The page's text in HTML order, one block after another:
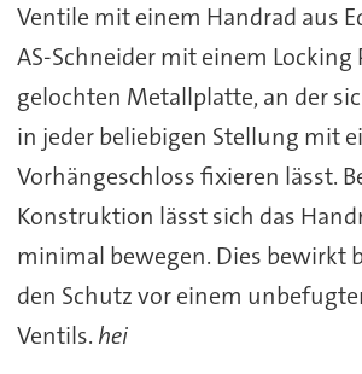
Ventile mit einem Handrad aus
AS-Schneider mit einem Locking
gelochten Metallplatte, an der
in jeder beliebigen Stellung mit
Vorhängeschloss fixieren lässt.
Konstruktion lässt sich das
minimal bewegen. Dies bewirkt
den Schutz vor einem
Ventils. hei